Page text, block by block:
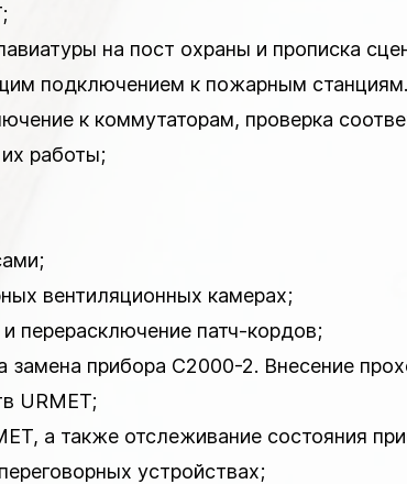
на пост охраны и прописка
подключением к пожарным
к коммутаторам, проверка
работы;
вентиляционных камерах;
перерасключение патч-кордов;
прибора С2000-2. Внесение
URMET;
а также отслеживание состояния
устройствах;